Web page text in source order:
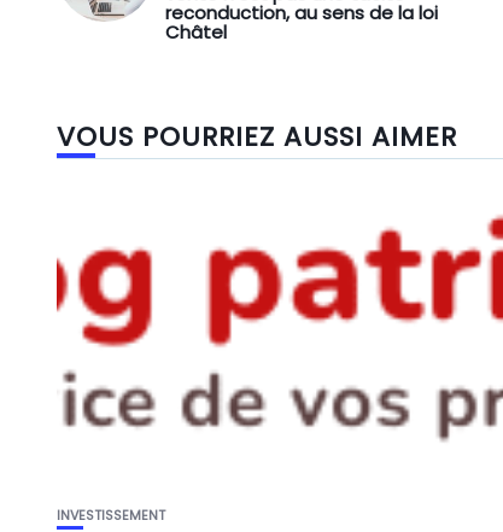
reconduction, au sens de la loi
Châtel
VOUS POURRIEZ AUSSI AIMER
INVESTISSEMENT